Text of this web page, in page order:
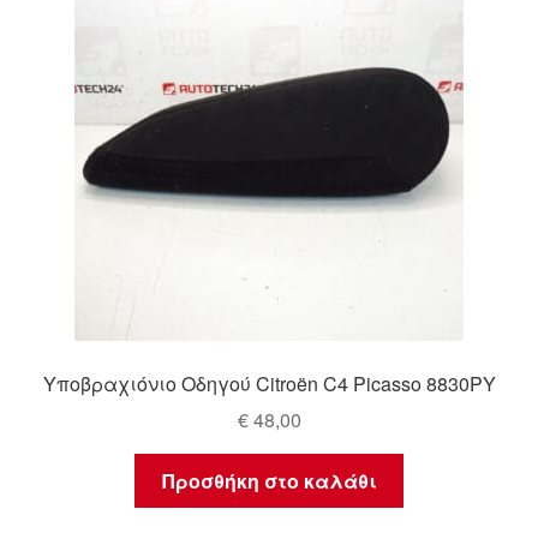
Υποβραχιόνιο Οδηγού Citroën C4 Picasso 8830PY
€48,00
Προσθήκη στο καλάθι